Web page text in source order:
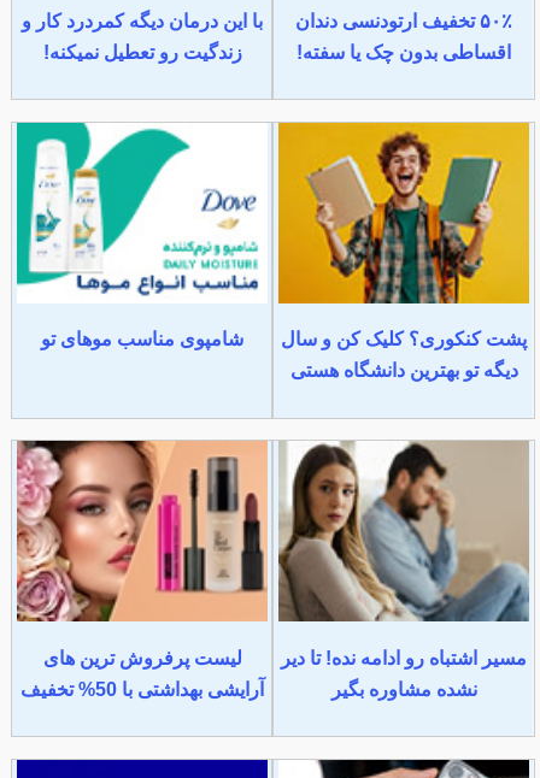
۵۰٪ تخفیف ارتودنسی دندان
اقساطی بدون چک یا سفته!
با این درمان دیگه کمردرد کار و
زندگیت رو تعطیل نمیکنه!
پشت کنکوری؟ کلیک کن و سال
دیگه تو بهترین دانشگاه هستی
شامپوی مناسب موهای تو
مسیر اشتباه رو ادامه نده! تا دیر
نشده مشاوره بگیر
لیست پرفروش ترین های
آرایشی بهداشتی با 50% تخفیف